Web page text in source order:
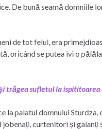
De bună seamă domniile
de tot felul, era
oricând se putea ivi o
trăgea sufletul la ispititoarea
la palatul domnului
curtenitori și galanți